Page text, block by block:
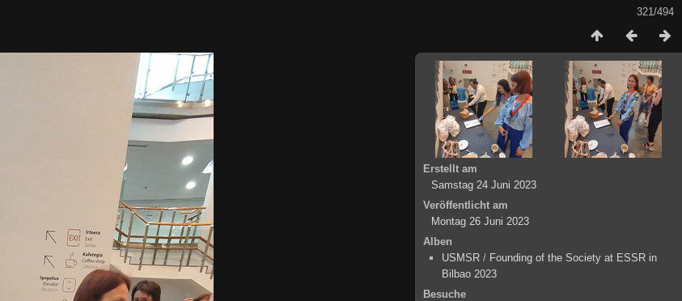
321/494
Erstellt am
Samstag 24 Juni 2023
Veröffentlicht am
Montag 26 Juni 2023
Alben
USMSR / Founding of the Society at ESSR in
Bilbao 2023
Besuche